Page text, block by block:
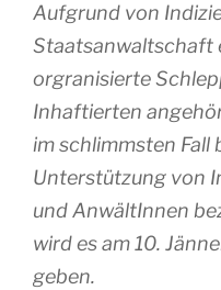
Aufgrund von
Staatsanwaltschaft
orgranisierte
Inhaftierten
im schlimmsten Fall
Unterstützung von
und AnwältInnen
wird es am 10.
geben.